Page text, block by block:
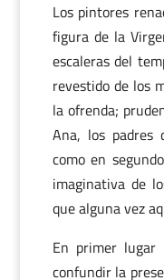
Los pintores
figura de la
escaleras del
revestido de los
la ofrenda;
Ana, los padres
como en
imaginativa de
que alguna vez
En primer
confundir la